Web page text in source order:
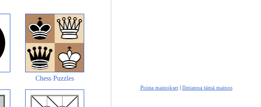
Chess Puzzles
Poista mainokset| Ilmianna tämä mainos